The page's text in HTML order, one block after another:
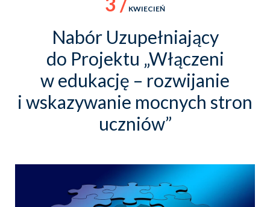
KWIECIEŃ
Nabór Uzupełniający
do Projektu „Włączeni
w edukację – rozwijanie
i wskazywanie mocnych stron
uczniów”